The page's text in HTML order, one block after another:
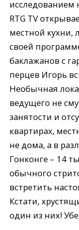
исследованием
RTG TV
местной кухни,
своей
баклажанов с
перцев Игорь
Необычная
ведущего не
занятости и
квартирах,
не дома, а в
Гонконге – 14
обычного
встретить
Кстати,
один из них!